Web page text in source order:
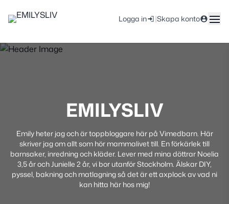
Logga in |Skapa konto
EMILYSLIV
Emily heter jag och är toppbloggare här på Vimedbarn. Här
skriver jag om allt som hör mammalivet till. En förkärlek till
barnsaker, inredning och kläder. Lever med mina döttrar Noelia
3,5 år och Junielle 2 år, vi bor utanför Stockholm. Älskar DIY,
pyssel, bakning och matlagning så det är ett axplock av vad ni
kan hitta här hos mig!